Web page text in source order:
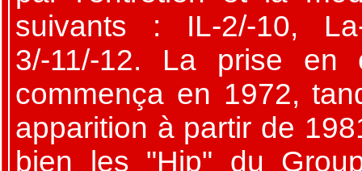
suivants : IL-2/-10,
3/-11/-12. La prise en
commença en 1972,
apparition à partir de
bien les "Hip" du